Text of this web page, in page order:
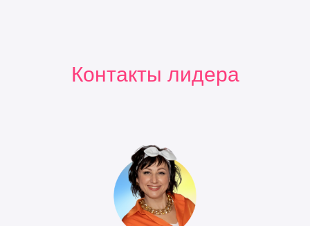
Контакты лидера